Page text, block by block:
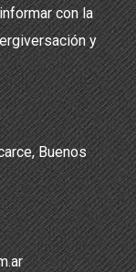
con la
y
Buenos